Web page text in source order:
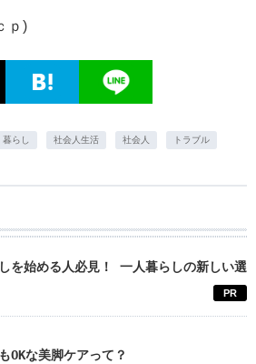
ｐ)
暮らし 社会人生活 社会人 トラブル
を始める人必見！ 一人暮らしの新しい選
PR
OKな美脚ケアって？